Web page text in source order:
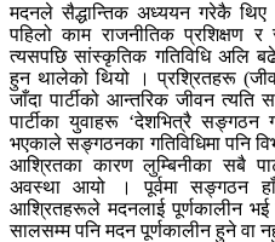
मदनले सैद्धान्तिक अध्ययन गरेकै थिए
पहिलो काम राजनीतिक प्रशिक्षण
त्यसपछि सांस्कृतिक गतिविधि अलि
हुन थालेको थियो । प्रश्रितहरू
जाँदा पार्टीको आन्तरिक जीवन
पार्टीका युवाहरू ‘देशभित्रै सङ्गठन
भएकाले सङ्गठनका गतिविधिमा पनि
आश्रितका कारण लुम्बिनीका सबै
अवस्था आयो । पूर्वमा सङ्गठन
आश्रितहरूले मदनलाई पूर्णकालीन भई
सालसम्म पनि मदन पूर्णकालीन हुने वा